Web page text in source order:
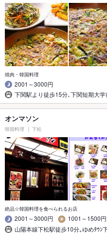
焼肉・韓国料理
2001～3000円
下関駅より徒歩15分､下関短期大学
オンマソン
韓国料理 下松
絶品☆韓国料理を食べられるお店
2001～3000円
1001～1500円
山陽本線下松駅徒歩10分｡ゆめﾀｳﾝ